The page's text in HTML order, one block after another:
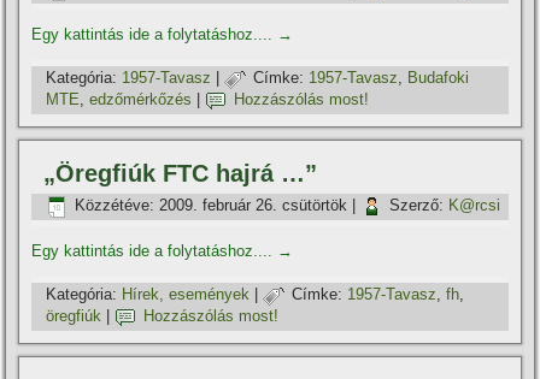
Egy kattintás ide a folytatáshoz.... →
Kategória: 1957-Tavasz | Címke: 1957-Tavasz, Budafoki
MTE,edzőmérkőzés Hozzászólás most!
„Öregfiúk FTC hajrá …”
Közzétéve: 2009. február 26. csütörtök Szerző: K@rcsi
Egy kattintás ide a folytatáshoz.... →
Kategória: Hí­rek, események | Címke: 1957-Tavasz,fh,
öregfiúk
Hozzászólás most!